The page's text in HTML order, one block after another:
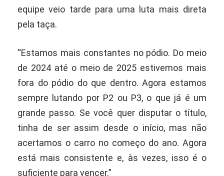
equipe veio tarde para uma luta mais direta
pela taça.
“Estamos mais constantes no pódio. Do meio
de 2024 até o meio de 2025 estivemos mais
fora do pódio do que dentro. Agora estamos
sempre lutando por P2 ou P3, o que já é um
grande passo. Se você quer disputar o título,
tinha de ser assim desde o início, mas não
acertamos o carro no começo do ano. Agora
está mais consistente e, às vezes, isso é o
suficiente para vencer.”